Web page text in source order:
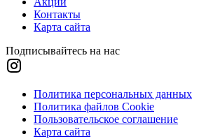
Контакты
Карта сайта
Подписывайтесь на нас
Политика персональных данных
Политика файлов Cookie
Пользовательское соглашение
Карта сайта